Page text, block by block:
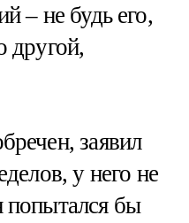
– не будь его,
другой,
заявил
у него не
попытался бы